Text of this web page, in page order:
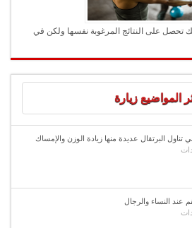
تحصل على النتائج المرغوبة نفسها ولكن في
المواضيع زيارة
تناول البرتقال عديدة منها زيادة الوزن والإمساك
عند النساء والرجال